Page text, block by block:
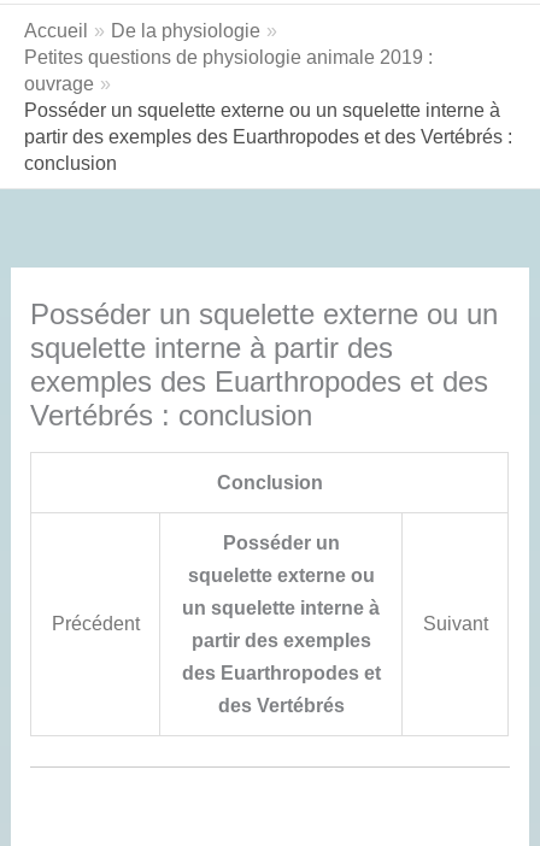
Accueil
De la physiologie
Petites questions de physiologie animale 2019 :
ouvrage
Posséder un squelette externe ou un squelette interne à
partir des exemples des Euarthropodes et des Vertébrés :
conclusion
Posséder un squelette externe ou un
squelette interne à partir des
exemples des Euarthropodes et des
Vertébrés : conclusion
Conclusion
Précédent
Posséder un
squelette externe ou
un squelette interne à
partir des exemples
des Euarthropodes et
des Vertébrés
Suivant